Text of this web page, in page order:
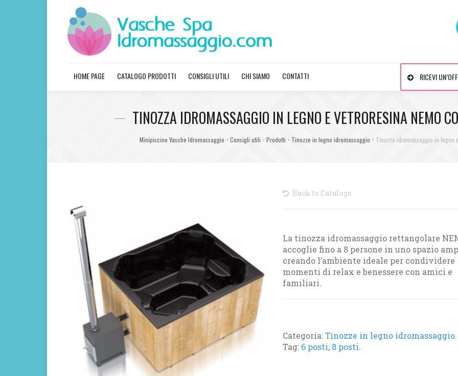
HOME PAGE CATALOGO PRODOTTI CONSIGLI UTILI CHI SIAMO RICEVI
CONTATTI
TINOZZA IDROMASSAGGIO IN LEGNO E VETRORESINA NEMO
Minipiscine Vasche Idromassaggio > Consigli utili >Prodotti > Tinozze in legno idromassaggio > Tinozza idromassaggio in legno
Back to Catalogo
La tinozza idromassaggio rettangolare
accoglie fino a 8 persone in uno spazio
creando l’ambiente ideale per condividere
momenti di relax e benessere con amici e
familiari.
Categoria:Tinozze in legno idromassaggio.
Tag: 6 posti, 8 posti.